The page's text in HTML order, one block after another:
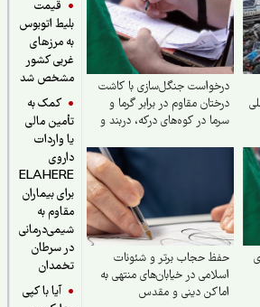
قیمت
بلیط اتوبوس
به مرزهای
غربی کشور
مشخص شد
کمک به
تأمین مالی
یا واردات
داروی
ELAHERE
برای بیماران
مقاوم به
شیمی‌درمانی
در سرطان
تخمدان
آیا با کپی
درخواست جنگل‌سازی با کاشت
درختان مقاوم در برابر گرما و
سرما در کوه‌های درکه، دربند و
حفظ حجاب برتر و شئونات
اسلامی در خیابان‌های منتهی به
اماکن دینی و مقدس